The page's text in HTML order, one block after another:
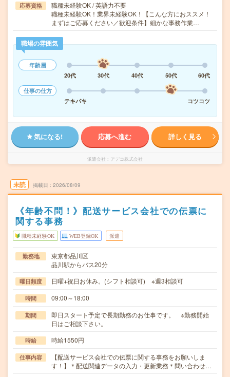
応募資格
職種未経験OK / 英語力不要
職種未経験OK！業界未経験OK！【こんな方におススメ！
まずはご応募ください／歓迎条件】細かな事務作業…
職場の雰囲気
年齢層
20代
30代 40代 50代
60代
仕事の仕方
テキパキ
コツコツ
気になる! 応募へ進む 詳しく見る
派遣会社 アデコ株式会社
未読 掲載日 2026/08/09
《年齢不問！》配送サービス会社での伝票に
関する事務
職種未経験OK WEB登録OK 派遣
勤務地
東京都品川区
品川駅からバス20分
曜日頻度 日曜+祝日お休み。(シフト相談可) ※週3相談可
時間 09:00～18:00
期間
即日スタート予定で長期勤務のお仕事です。 ※勤務開始
日はご相談下さい。
時給 時給1550円
仕事内容
【配送サービス会社での伝票に関する事務をお願いしま
す！】＊配送関連データの入力・更新業務＊問い合わせ…